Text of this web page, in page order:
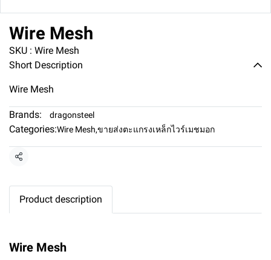
Wire Mesh
SKU : Wire Mesh
Short Description
Wire Mesh
Brands: dragonsteel
Categories:Wire Mesh,ขายส่งตะแกรงเหล็กไวร์เมชมอก
Share
Product description
Wire Mesh